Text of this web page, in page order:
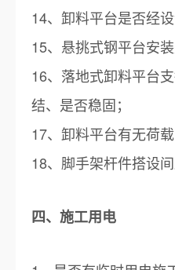
14、卸料平台是否经设
15、悬挑式钢平台安
16、落地式卸料平台
结、是否稳固；
17、卸料平台有无荷载
18、脚手架杆件搭设
四、施工用电